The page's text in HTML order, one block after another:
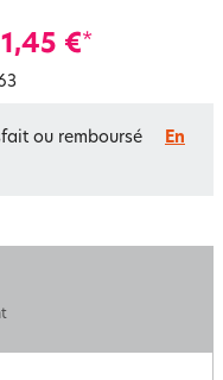
€*
ou remboursé
En